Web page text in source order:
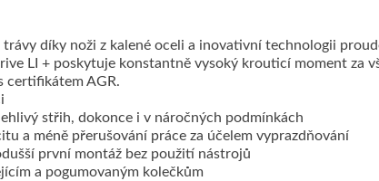
díky noži z kalené oceli a inovativní technologii
LI + poskytuje konstantně vysoký krouticí moment za
certifikátem AGR.
střih, dokonce i v náročných podmínkách
a méně přerušování práce za účelem vyprazdňování
první montáž bez použití nástrojů
a pogumovaným kolečkům